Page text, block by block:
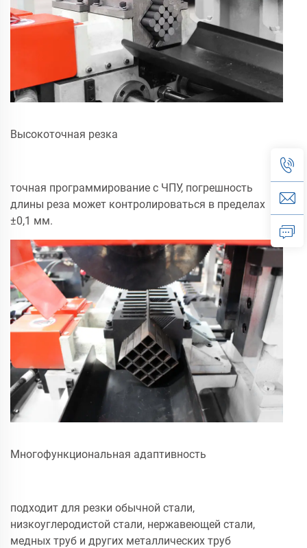
Высокоточная резка
точная программирование с ЧПУ, погрешность
длины реза может контролироваться в пределах
±0,1 мм.
Многофункциональная адаптивность
подходит для резки обычной стали,
низкоуглеродистой стали, нержавеющей стали,
медных труб и других металлических труб